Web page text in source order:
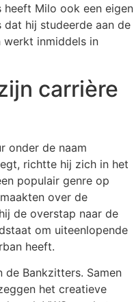
Milo ook een eigen
hij studeerde aan de
inmiddels in
carrière
onder de naam
richtte hij zich in het
populair genre op
over de
de overstap naar de
om uiteenlopende
heeft.
Bankzitters. Samen
het creatieve